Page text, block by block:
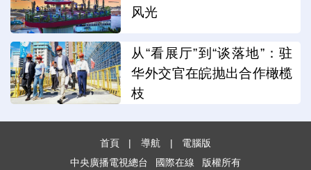
风光
从“看展厅”到“谈落地”：驻
华外交官在皖抛出合作橄榄
枝
首頁 | 導航 |
電腦版
中央廣播電視總台
國際在線 版權所有